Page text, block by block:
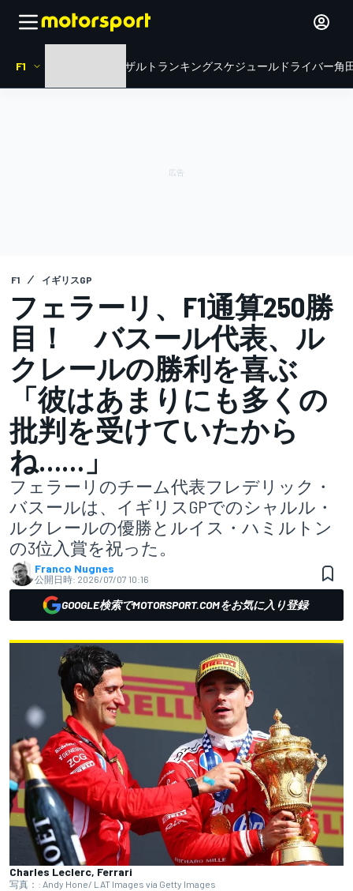
F1 リザルト ランキングスケジュール ドライバー角
F1 イギリスGP
フェラーリ、F1通算250勝
目！ バスール代表、ル
クレールの勝利を喜ぶ
「彼はあまりにも多くの
批判を受けていたから
ね……」
フェラーリのチーム代表フレデリック・
バスールは、イギリスGPでのシャルル・
ルクレールの優勝とルイス・ハミルトン
の3位入賞を祝った。
Franco Nugnes
公開日時: 2026/07/07 10:16
GOOGLE検索でMOTORSPORT.COMをお気に入り登録
Charles Leclerc, Ferrari
写真：: Andy Hone/ LAT Images via Getty Images